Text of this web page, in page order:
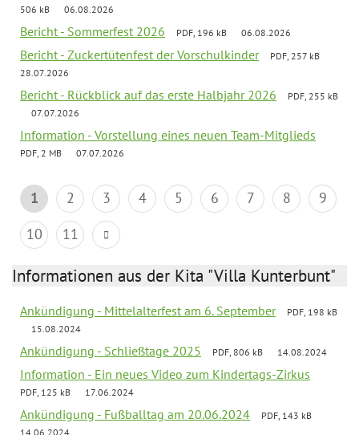
506 kB
06.08.2026
Bericht - Sommerfest 2026 PDF, 196 kB 06.08.2026
Bericht - Zuckertütenfest der Vorschulkinder
PDF, 257 kB
28.07.2026
Bericht - Rückblick auf das erste Halbjahr 2026
PDF, 255 kB
07.07.2026
Information - Vorstellung eines neuen Team-Mitglieds
PDF, 2 MB 07.07.2026
1 2 3 4 5 6 7 8
9
10
11
Informationen aus der Kita "Villa Kunterbunt"
Ankündigung - Mittelalterfest am 6. September
PDF, 198 kB
15.08.2024
Ankündigung - Schließtage 2025 PDF, 806 kB 14.08.2024
Information - Ein neues Video zum Kindertags-Zirkus
PDF, 125 kB 17.06.2024
Ankündigung - Fußballtag am 20.06.2024
PDF, 143 kB
14.06.2024